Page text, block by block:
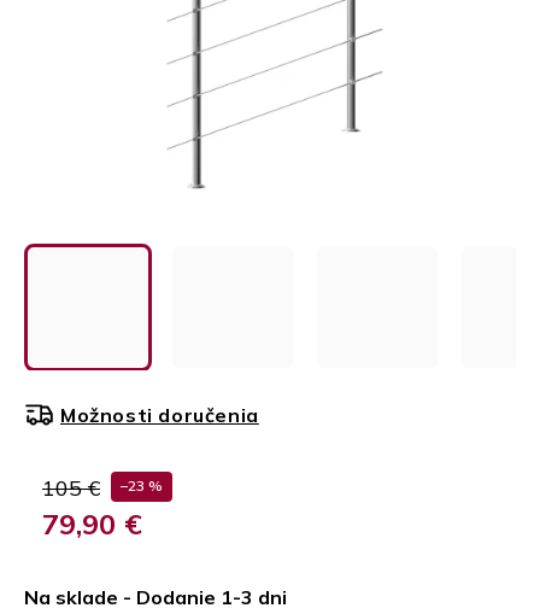
105 € –23 %
79,90 €
cena:
Na sklade - Dodanie 1-3 dni
Možnosti doručenia